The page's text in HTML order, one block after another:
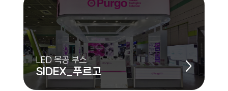
LED 목공 부스
SIDEX_푸르고